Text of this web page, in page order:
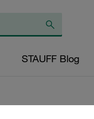
STAUFF Blog